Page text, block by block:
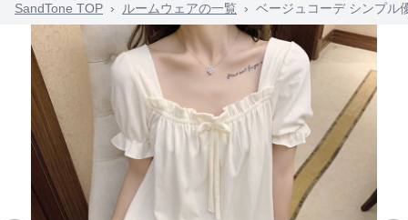
SandTone TOP › ルームウェアの一覧 › ベージュコーデ シンプル